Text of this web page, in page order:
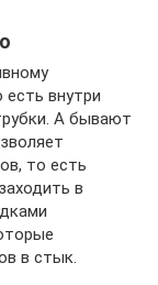
внутри
А бывают
то есть
в
в стык.